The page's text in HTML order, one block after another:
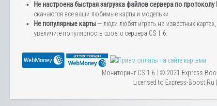
Не настроена быстрая загрузка файлов сервера по протоколу
скачаются все ваши любимые карты и модельки
Не популярные карты — люди любят играть на известных
увеличите популярность своего сервера CS 1.6.
Мониторинг CS 1.6 | © 2021 Express-
Licensed to Express-